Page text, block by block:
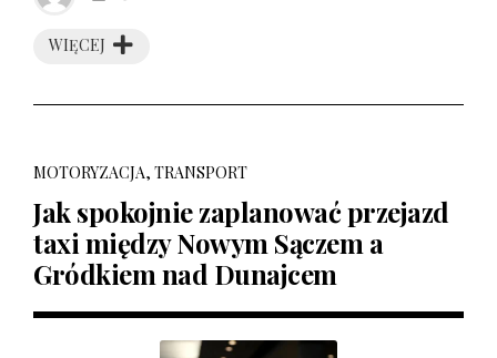
WIĘCEJ
MOTORYZACJA, TRANSPORT
Jak spokojnie zaplanować przejazd
taxi między Nowym Sączem a
Gródkiem nad Dunajcem